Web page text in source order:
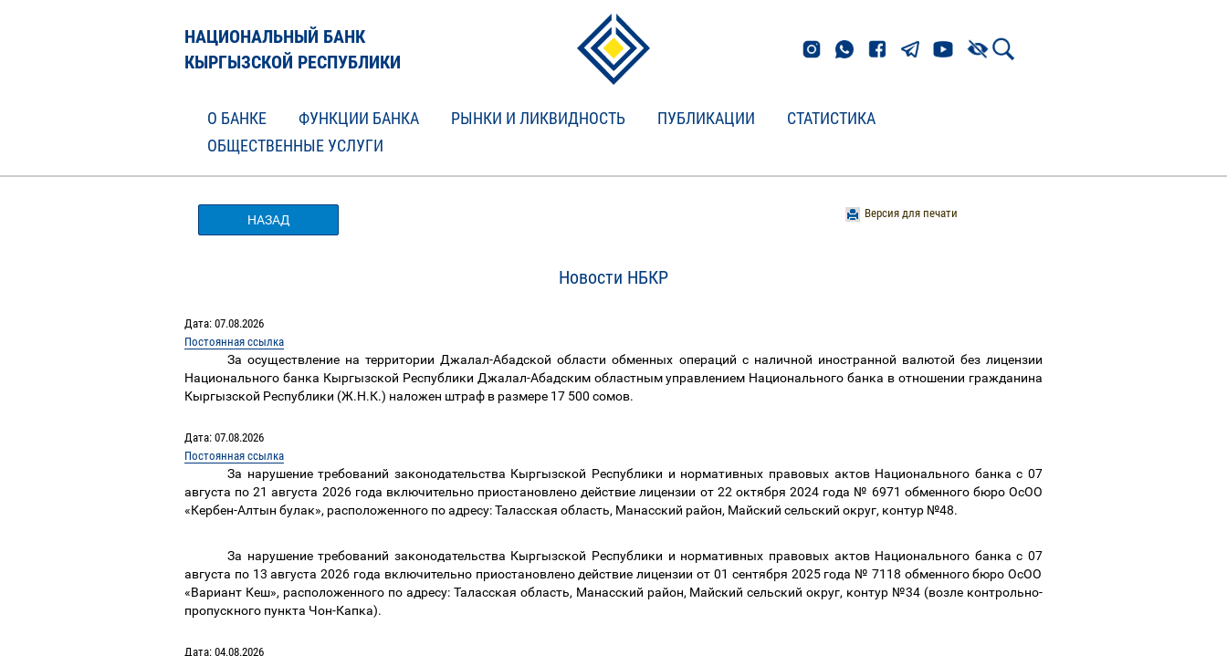
НАЦИОНАЛЬНЫЙ БАНК
КЫРГЫЗСКОЙ РЕСПУБЛИКИ
О БАНКЕ ФУНКЦИИ БАНКА РЫНКИ И ЛИКВИДНОСТЬ ПУБЛИКАЦИИ
СТАТИСТИКА
ОБЩЕСТВЕННЫЕ УСЛУГИ
НАЗАД Версия для печати
Новости НБКР
Дата: 07.08.2026
Постоянная ссылка
За осуществление на территории Джалал-Абадской области обменных операций с наличной иностранной валютой без лицензии
Национального банка Кыргызской Республики Джалал-Абадским областным управлением Национального банка в отношении гражданина
Кыргызской Республики (Ж.Н.К.) наложен штраф в размере 17 500 сомов.
Дата: 07.08.2026
Постоянная ссылка
За нарушение требований законодательства Кыргызской Республики и нормативных правовых актов Национального банка с 07
августа по21августа 2026года включительно приостановлено действие лицензии от 22 октября 2024 года № 6971 обменного бюро ОсОО
«Кербен-Алтын булак», расположенного по адресу: Таласская область, Манасский район, Майский сельский округ, контур №48.
За нарушение требований законодательства Кыргызской Республики и нормативных правовых актов Национального банка с 07
августа по 13 августа 2026 года включительно приостановлено действие лицензии от 01 сентября 2025года № 7118 обменного бюро ОсОО
«Вариант Кеш», расположенного по адресу: Таласская область, Манасский район, Майский сельский округ, контур №34 (возле контрольно-
пропускного пункта Чон-Капка).
Дата: 04.08.2026